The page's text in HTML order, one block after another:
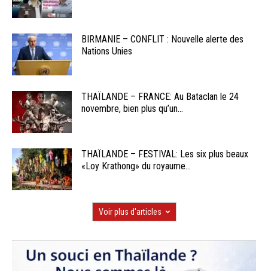
BIRMANIE – CONFLIT : Nouvelle alerte des
Nations Unies
THAÏLANDE – FRANCE: Au Bataclan le 24
novembre, bien plus qu’un...
THAÏLANDE – FESTIVAL: Les six plus beaux
«Loy Krathong» du royaume...
Voir plus d'articles